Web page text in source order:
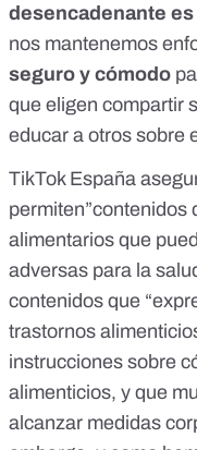
desencadenante
nos mantenemos
seguro y cómodo
que eligen compartir
educar a otros sobre
TikTok España
permiten”contenidos
alimentarios que
adversas para la
contenidos que
trastornos
instrucciones sobre
alimenticios, y que
alcanzar medidas